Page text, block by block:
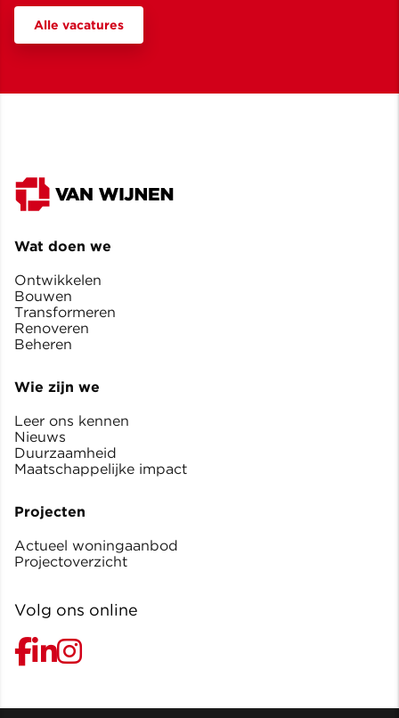
Alle vacatures
Wat doen we
Ontwikkelen
Bouwen
Transformeren
Renoveren
Beheren
Wie zijn we
Leer ons kennen
Nieuws
Duurzaamheid
Maatschappelijke impact
Projecten
Actueel woningaanbod
Projectoverzicht
Volg ons online